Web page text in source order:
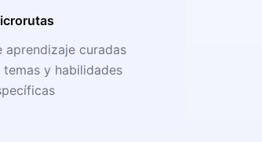
aprendizaje curadas
y habilidades